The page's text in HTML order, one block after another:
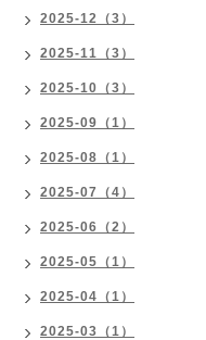
2025-12（3）
2025-11（3）
2025-10（3）
2025-09（1）
2025-08（1）
2025-07（4）
2025-06（2）
2025-05（1）
2025-04（1）
2025-03（1）